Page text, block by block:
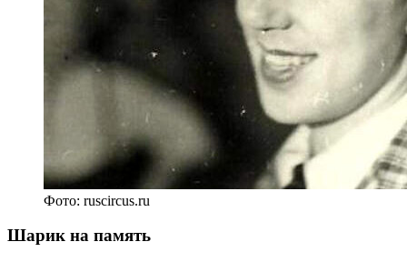
Фото: ruscircus.ru
Шарик на память